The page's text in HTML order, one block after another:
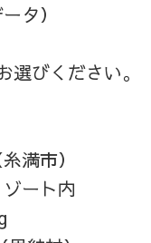
タ）
びください。
満市）
ート内